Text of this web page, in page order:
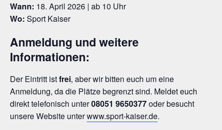
Wann: 18. April 2026 | ab 10 Uhr
Wo: Sport Kaiser
Anmeldung und weitere
Informationen:
Der Eintritt istfrei, aber wir bitten euch um eine
Anmeldung, da die Plätze begrenzt sind. Meldet euch
direkt telefonisch unter08051 9650377oder besucht
unsere Website unterwww.sport-kaiser.de.